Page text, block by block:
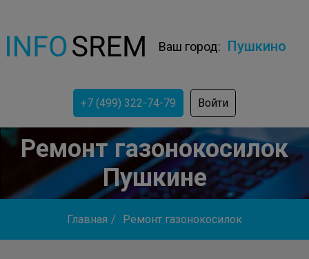
Ваш город: Пушкино
+7 (499) 322-74-79 Войти
Ремонт газонокосилок
Пушкине
Главная / Ремонт газонокосилок